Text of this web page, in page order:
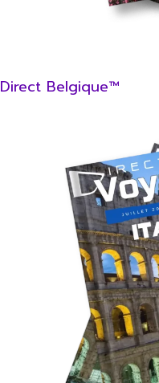
Direct Belgique™